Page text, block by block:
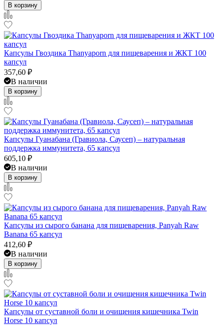
В корзину
Капсулы Гвоздика Thanyaporn для пищеварения и ЖКТ 100
капсул
357,60 ₽
В наличии
В корзину
Капсулы Гуанабана (Гравиола, Саусеп) – натуральная
поддержка иммунитета, 65 капсул
605,10 ₽
В наличии
В корзину
Капсулы из сырого банана для пищеварения, Panyah Raw
Banana 65 капсул
412,60 ₽
В наличии
В корзину
Капсулы от суставной боли и очищения кишечника Twin
Horse 10 капсул